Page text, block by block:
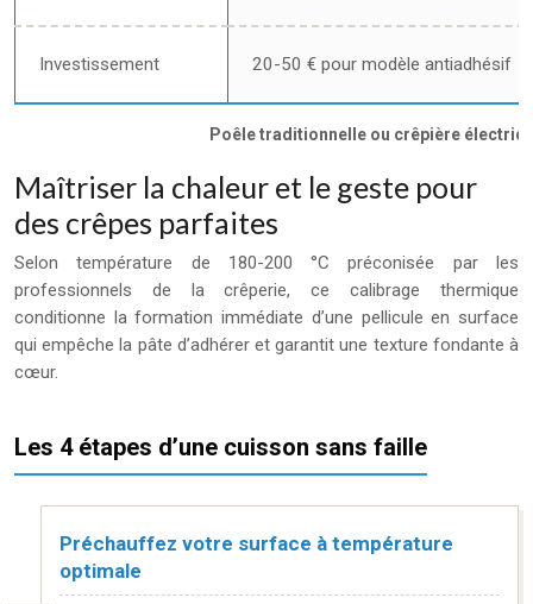
Poêle traditionnelle ou crêpière
Investissement 20-50 € pour modèle antiadhésif
Maîtriser la chaleur et le geste pour
des crêpes parfaites
Selon température de 180-200 °C préconisée par les
professionnels de la crêperie, ce calibrage thermique
conditionne la formation immédiate d’une pellicule en surface
qui empêche la pâte d’adhérer et garantit une texture fondante à
cœur.
Les 4 étapes d’une cuisson sans faille
Préchauffez votre surface à température
optimale